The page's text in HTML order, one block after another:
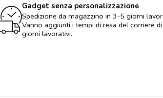
Gadget senza personalizzazione
Spedizione da magazzino in 3-5 giorni
Vanno aggiunti i tempi di resa del corriere
giorni lavorativi.